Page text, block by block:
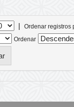
|
Ordenar registros
Ordenar